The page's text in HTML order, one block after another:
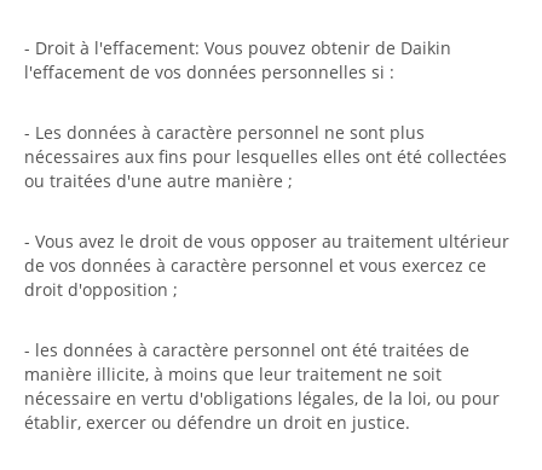
- Droit à l'effacement: Vous pouvez obtenir de Daikin
l'effacement de vos données personnelles si :
- Les données à caractère personnel ne sont plus
nécessaires aux fins pour lesquelles elles ont été collectées
ou traitées d'une autre manière ;
- Vous avez le droit de vous opposer au traitement ultérieur
de vos données à caractère personnel et vous exercez ce
droit d'opposition ;
- les données à caractère personnel ont été traitées de
manière illicite, à moins que leur traitement ne soit
nécessaire en vertu d'obligations légales, de la loi, ou pour
établir, exercer ou défendre un droit en justice.